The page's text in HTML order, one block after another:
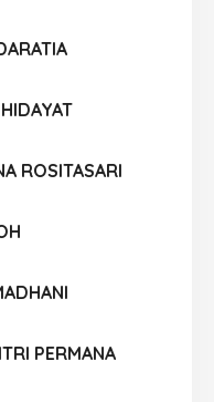
ROSITASARI
PERMANA